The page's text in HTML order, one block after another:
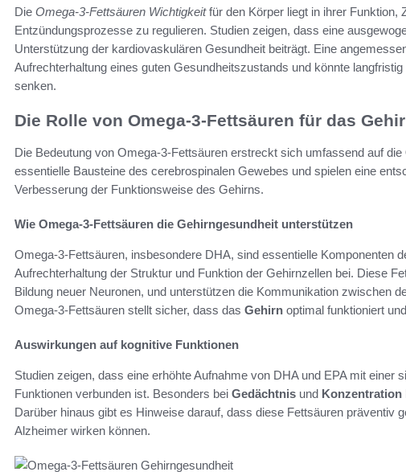
Die Omega-3-Fettsäuren Wichtigkeitfür den Körper liegt in ihrer Funktion,
Entzündungsprozesse zu regulieren. Studien zeigen, dass eine
Unterstützung der kardiovaskulären Gesundheit beiträgt. Eine
Aufrechterhaltung eines guten Gesundheitszustands und könnte
senken.
Die Rolle von Omega-3-Fettsäuren für das
Die Bedeutung von Omega-3-Fettsäuren erstreckt sich umfassend auf die
essentielle Bausteine des cerebrospinalen Gewebes und spielen eine
Verbesserung der Funktionsweise des Gehirns.
Wie Omega-3-Fettsäuren die Gehirngesundheit unterstützen
Omega-3-Fettsäuren, insbesondere DHA, sind essentielle Komponenten
Aufrechterhaltung der Struktur und Funktion der Gehirnzellen bei. Diese
Bildung neuer Neuronen, und unterstützen die Kommunikation zwischen
Omega-3-Fettsäuren stellt sicher, dass das Gehirn optimal funktioniert
Auswirkungen auf kognitive Funktionen
Studien zeigen, dass eine erhöhte Aufnahme von DHA und EPA mit einer
Funktionen verbunden ist. Besonders bei Gedächtnis und Konzentration
Darüber hinaus gibt es Hinweise darauf, dass diese Fettsäuren präventiv
Alzheimer wirken können.